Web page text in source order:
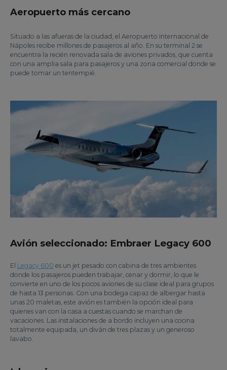
Aeropuerto más cercano
Situado a las afueras de la ciudad, el Aeropuerto Internacional de
Nápoles recibe millones de pasajeros al año. En su terminal 2 se
encuentra la recién renovada sala de aviones privados, que cuenta
con una amplia sala para pasajeros y una zona comercial donde se
puede tomar un tentempié.
Avión seleccionado: Embraer Legacy 600
El Legacy 600 es un jet pesado con cabina de tres ambientes
donde los pasajeros pueden trabajar, cenar y dormir, lo que le
convierte en uno de los pocos aviones de su clase ideal para grupos
de hasta 13 personas. Con una bodega capaz de albergar hasta
unas 20 maletas, este avión es también la opción ideal para
quienes van con la casa a cuestas cuando se marchan de
vacaciones. Las instalaciones de a bordo incluyen una cocina
totalmente equipada, un diván de tres plazas y un generoso
lavabo.